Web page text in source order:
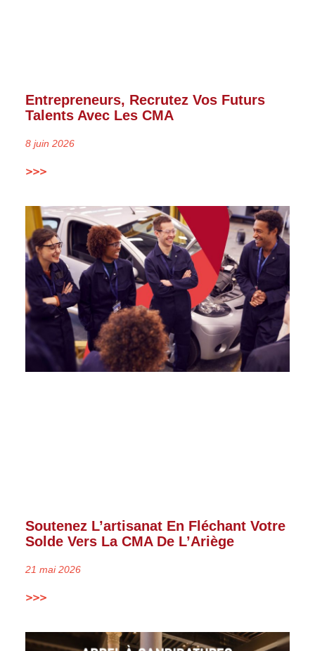
Entrepreneurs, Recrutez Vos Futurs
Talents Avec Les CMA
8 juin 2026
>>>
Soutenez L’artisanat En Fléchant Votre
Solde Vers La CMA De L’Ariège
21 mai 2026
>>>